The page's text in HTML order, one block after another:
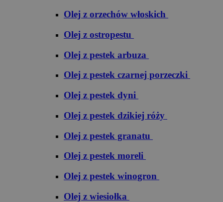
Olej z orzechów włoskich
Olej z ostropestu
Olej z pestek arbuza
Olej z pestek czarnej porzeczki
Olej z pestek dyni
Olej z pestek dzikiej róży
Olej z pestek granatu
Olej z pestek moreli
Olej z pestek winogron
Olej z wiesiołka